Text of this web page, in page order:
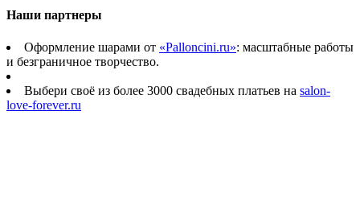
Наши партнеры
Оформление шарами от «Palloncini.ru»: масштабные работы
и безграничное творчество.
Выбери своё из более 3000 свадебных платьев на salon-
love-forever.ru